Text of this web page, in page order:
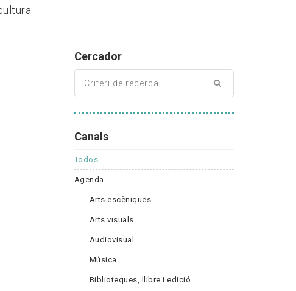
Cercador
Canals
Todos
Agenda
Arts escèniques
Arts visuals
Audiovisual
Música
Biblioteques, llibre i edició